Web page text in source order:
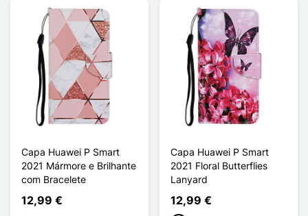
Capa Huawei P Smart
2021 Mármore e Brilhante
com Bracelete
12,99 €
Capa Huawei P Smart
2021 Floral Butterflies
Lanyard
12,99 €